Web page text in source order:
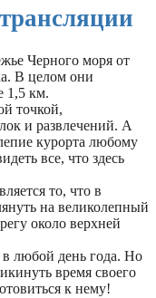
Черного моря от
В целом они
1,5 км.
точкой,
и развлечений. А
курорта любому
все, что здесь
то, что в
на великолепный
около верхней
в любой день года. Но
время своего
к нему!